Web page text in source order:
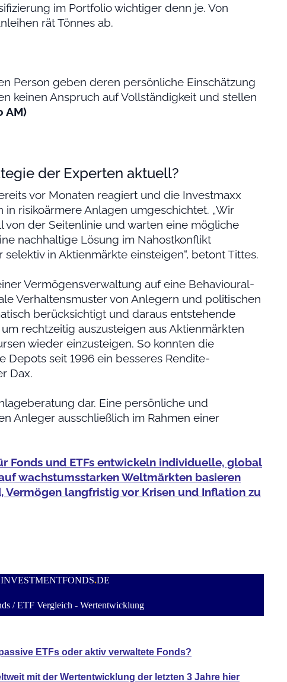
im Portfolio wichtiger denn je. Von
rät Tönnes ab.
Person geben deren persönliche Einschätzung
keinen Anspruch auf Vollständigkeit und stellen
AM)
der Experten aktuell?
vor Monaten reagiert und die Investmaxx
risikoärmere Anlagen umgeschichtet. „Wir
von der Seitenlinie und warten eine mögliche
nachhaltige Lösung im Nahostkonflikt
in Aktienmärkte einsteigen“, betont Tittes.
Vermögensverwaltung auf eine Behavioural-
Verhaltensmuster von Anlegern und politischen
berücksichtigt und daraus entstehende
rechtzeitig auszusteigen aus Aktienmärkten
wieder einzusteigen. So konnten die
Depots seit 1996 ein besseres Rendite-
Dax.
dar. Eine persönliche und
Anleger ausschließlich im Rahmen einer
Fonds und ETFs entwickeln individuelle, global
wachstumsstarken Weltmärkten basieren
Vermögen langfristig vor Krisen und Inflation zu
INVESTMENTFONDS.DE
/ ETF Vergleich - Wertentwicklung
ETFs oder aktiv verwaltete Fonds?
mit der Wertentwicklung der letzten 3 Jahre hier